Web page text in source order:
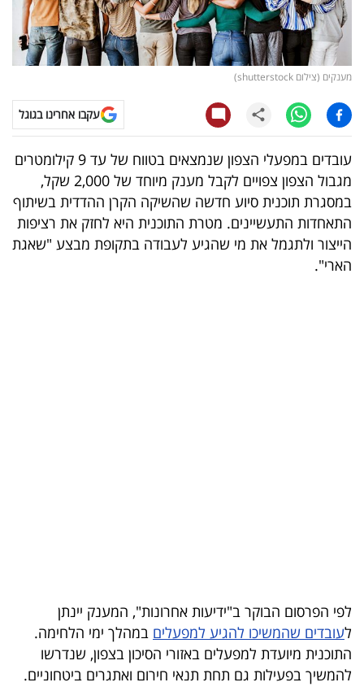
קריפטו
ויראלי
עסקי
ספורט
קריירה
ולימודים
מינויים
הכלכלי
פודקאסט
40
מענקים (צילום shutterstock)
עקבו אחרינו בגוגל
עובדים במפעלי הצפון שנמצאים בטווח של עד 9 קילומטרים
מגבול הצפון צפויים לקבל מענק מיוחד של 2,000 שקל,
במסגרת תוכנית סיוע חדשה שהשיקה הקרן ההדדית בשיתוף
התאחדות התעשיינים. מטרת התוכנית היא לחזק את רציפות
הייצור ולתגמל את מי שהגיע לעבודה בתקופת מבצע "שאגת
הארי".
לפי הפרסום הבוקר ב"ידיעות אחרונות", המענק יינתן
לעובדים שהמשיכו להגיע למפעלים במהלך ימי הלחימה.
התוכנית מיועדת למפעלים באזורי הסיכון בצפון, שנדרשו
להמשיך בפעילות גם תחת תנאי חירום ואתגרים ביטחוניים.